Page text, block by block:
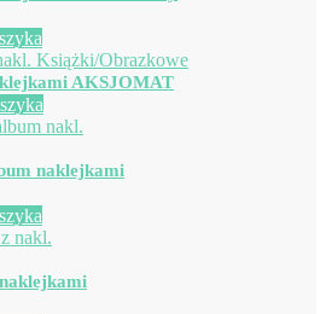
AKSJOMAT
naklejkami